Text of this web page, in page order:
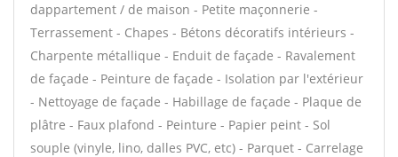
dappartement / de maison - Petite maçonnerie -
Terrassement - Chapes - Bétons décoratifs intérieurs -
Charpente métallique - Enduit de façade - Ravalement
de façade - Peinture de façade - Isolation par l'extérieur
- Nettoyage de façade - Habillage de façade - Plaque de
plâtre - Faux plafond - Peinture - Papier peint - Sol
souple (vinyle, lino, dalles PVC, etc) - Parquet - Carrelage